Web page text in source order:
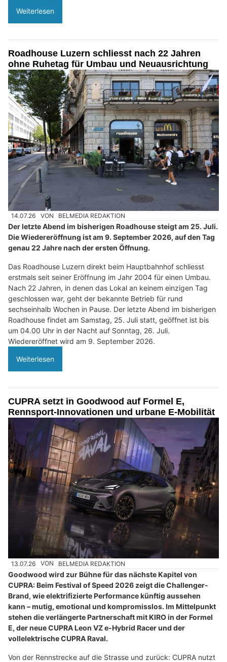
Weiterlesen
Roadhouse Luzern schliesst nach 22 Jahren
ohne Ruhetag für Umbau und Neuausrichtung
14.07.26 VON BELMEDIA REDAKTION
Der letzte Abend im bisherigen Roadhouse steigt am 25. Juli.
Die Wiedereröffnung ist am 9. September 2026, auf den Tag
genau 22 Jahre nach der ersten Öffnung.
Das Roadhouse Luzern direkt beim Hauptbahnhof schliesst
erstmals seit seiner Eröffnung im Jahr 2004 für einen Umbau.
Nach 22 Jahren, in denen das Lokal an keinem einzigen Tag
geschlossen war, geht der bekannte Betrieb für rund
sechseinhalb Wochen in Pause. Der letzte Abend im bisherigen
Roadhouse findet am Samstag, 25. Juli statt, geöffnet ist bis
um 04.00 Uhr in der Nacht auf Sonntag, 26. Juli.
Wiedereröffnet wird am 9. September 2026.
Weiterlesen
CUPRA setzt in Goodwood auf Formel E,
Rennsport-Innovationen und urbane E-Mobilität
13.07.26 VON BELMEDIA REDAKTION
Goodwood wird zur Bühne für das nächste Kapitel von
CUPRA: Beim Festival of Speed 2026 zeigt die Challenger-
Brand, wie elektrifizierte Performance künftig aussehen
kann – mutig, emotional und kompromisslos. Im Mittelpunkt
stehen die verlängerte Partnerschaft mit KIRO in der Formel
E, der neue CUPRA Leon VZ e-Hybrid Racer und der
vollelektrische CUPRA Raval.
Von der Rennstrecke auf die Strasse und zurück: CUPRA nutzt